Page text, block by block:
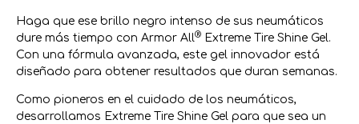
Haga que ese brillo negro intenso de sus neumáticos
dure más tiempo con Armor All®
Extreme Tire Shine Gel.
Con una fórmula avanzada, este gel innovador está
diseñado para obtener resultados que duran semanas.
Como pioneros en el cuidado de los neumáticos,
desarrollamos Extreme Tire Shine Gel para que sea un